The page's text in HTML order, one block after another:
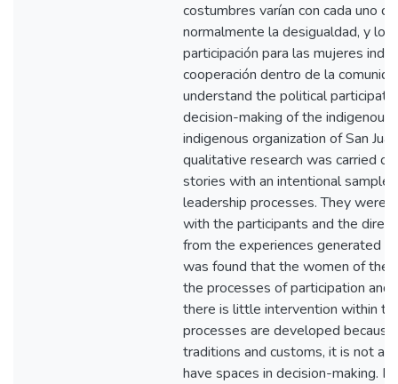
costumbres varían con cada uno
normalmente la desigualdad, y
participación para las mujeres
cooperación dentro de la
understand the political
decision-making of the
indigenous organization of San
qualitative research was carried
stories with an intentional sample
leadership processes. They were
with the participants and the
from the experiences generated
was found that the women of the
the processes of participation and
there is little intervention within
processes are developed
traditions and customs, it is not
have spaces in decision-making.